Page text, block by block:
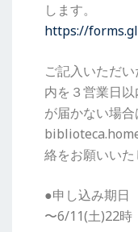
します。
https://
ご記入いただ
内を３営業日
が届かない場合
絡をお願いいた
●申し込み期日
〜6/11(土)22時